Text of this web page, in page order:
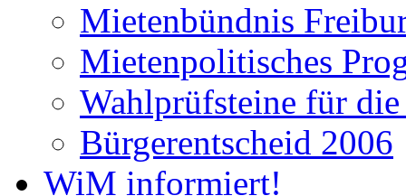
Mietenbündnis
Mietenpolitisches
Wahlprüfsteine für
Bürgerentscheid 2006
WiM informiert!